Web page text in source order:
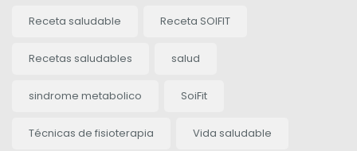
Receta saludable Receta SOIFIT
Recetas saludables salud
sindrome metabolico SoiFit
Técnicas de fisioterapia Vida saludable